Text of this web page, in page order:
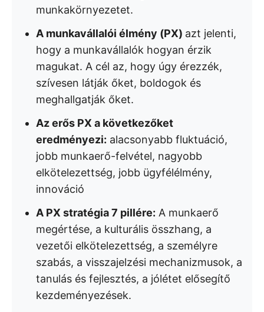
munkakörnyezetet.
A munkavállalói élmény (PX) azt jelenti,
hogy a munkavállalók hogyan érzik
magukat. A cél az, hogy úgy érezzék,
szívesen látják őket, boldogok és
meghallgatják őket.
Az erős PX a következőket
eredményezi: alacsonyabb fluktuáció,
jobb munkaerő-felvétel, nagyobb
elkötelezettség, jobb ügyfélélmény,
innováció
A PX stratégia 7 pillére: A munkaerő
megértése, a kulturális összhang, a
vezetői elkötelezettség, a személyre
szabás, a visszajelzési mechanizmusok, a
tanulás és fejlesztés, a jólétet elősegítő
kezdeményezések.